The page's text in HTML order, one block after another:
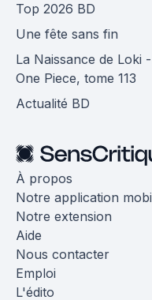
Top 2026 BD
Une fête sans fin
La Naissance de Loki -
One Piece, tome 113
Actualité BD
À propos
Notre application
Notre extension
Aide
Nous contacter
Emploi
L'édito